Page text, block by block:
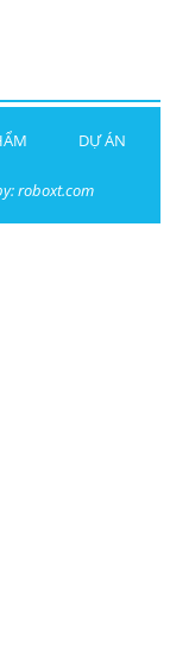
DỰ ÁN
roboxt.com